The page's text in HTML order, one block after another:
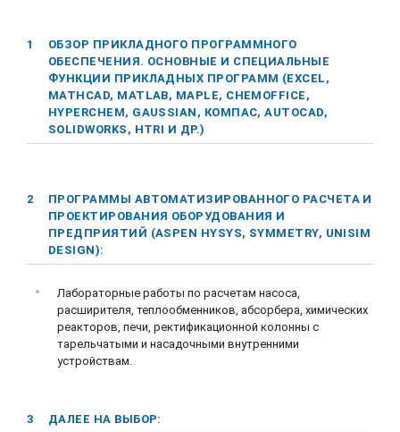
ОБЗОР ПРИКЛАДНОГО ПРОГРАММНОГО
ОБЕСПЕЧЕНИЯ. ОСНОВНЫЕ И СПЕЦИАЛЬНЫЕ
ФУНКЦИИ ПРИКЛАДНЫХ ПРОГРАММ (EXCEL,
MATHCAD, MATLAB, MAPLE, CHEMOFFICE,
HYPERCHEM, GAUSSIAN, КОМПАС, AUTOCAD,
SOLIDWORKS, HTRI И ДР.)
1
ПРОГРАММЫ АВТОМАТИЗИРОВАННОГО РАСЧЕТА И
ПРОЕКТИРОВАНИЯ ОБОРУДОВАНИЯ И
ПРЕДПРИЯТИЙ (ASPEN HYSYS, SYMMETRY, UNISIM
DESIGN):
2
Лабораторные работы по расчетам насоса,
расширителя, теплообменников, абсорбера, химических
реакторов, печи, ректификационной колонны с
тарельчатыми и насадочными внутренними
устройствам.
ДАЛЕЕ НА ВЫБОР:
3